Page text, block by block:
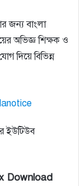
জন্য বাংলা
অভিজ্ঞ শিক্ষক ও
দিয়ে বিভিন্ন
ইউটিউব
Download